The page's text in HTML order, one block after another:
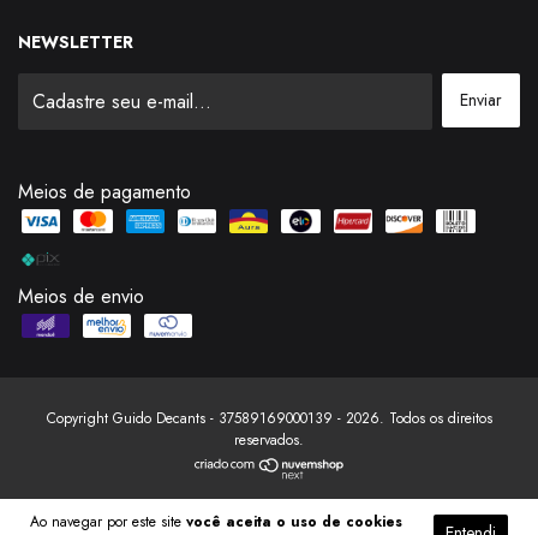
Ao navegar por este site você aceita o uso de cookies
NEWSLETTER
Meios de pagamento
Meios de envio
Copyright Guido Decants - 37589169000139 - 2026. Todos os direitos
reservados.